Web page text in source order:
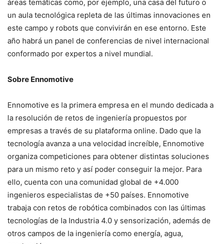
áreas temáticas como, por ejemplo, una casa del futuro o
un aula tecnológica repleta de las últimas innovaciones en
este campo y robots que convivirán en ese entorno. Este
año habrá un panel de conferencias de nivel internacional
conformado por expertos a nivel mundial.
Sobre Ennomotive
Ennomotive es la primera empresa en el mundo dedicada a
la resolución de retos de ingeniería propuestos por
empresas a través de su plataforma online. Dado que la
tecnología avanza a una velocidad increíble, Ennomotive
organiza competiciones para obtener distintas soluciones
para un mismo reto y así poder conseguir la mejor. Para
ello, cuenta con una comunidad global de +4.000
ingenieros especialistas de +50 países. Ennomotive
trabaja con retos de robótica combinados con las últimas
tecnologías de la Industria 4.0 y sensorización, además de
otros campos de la ingeniería como energía, agua,